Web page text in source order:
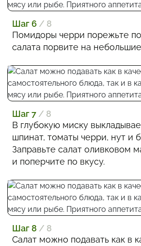
Шаг 6 / 8
Помидоры черри порежьте
салата порвите на
Шаг 7 / 8
В глубокую миску
шпинат, томаты черри, нут и
Заправьте салат оливковом
и поперчите по вкусу.
Шаг 8 / 8
Салат можно подавать как в